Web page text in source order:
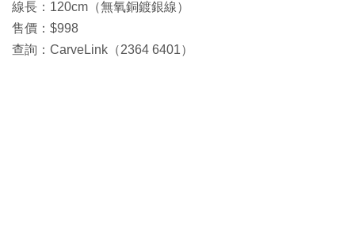
線長：120cm（無氧銅鍍銀線）
售價：$998
查詢：CarveLink（2364 6401）